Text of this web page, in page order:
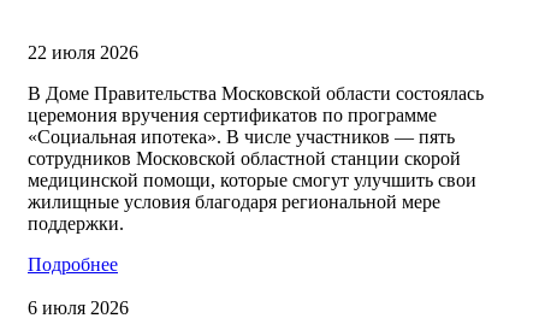
22 июля 2026
В Доме Правительства Московской области состоялась
церемония вручения сертификатов по программе
«Социальная ипотека». В числе участников — пять
сотрудников Московской областной станции скорой
медицинской помощи, которые смогут улучшить свои
жилищные условия благодаря региональной мере
поддержки.
Подробнее
6 июля 2026